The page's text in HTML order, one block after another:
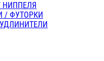
НИППЕЛЯ
/ ФУТОРКИ